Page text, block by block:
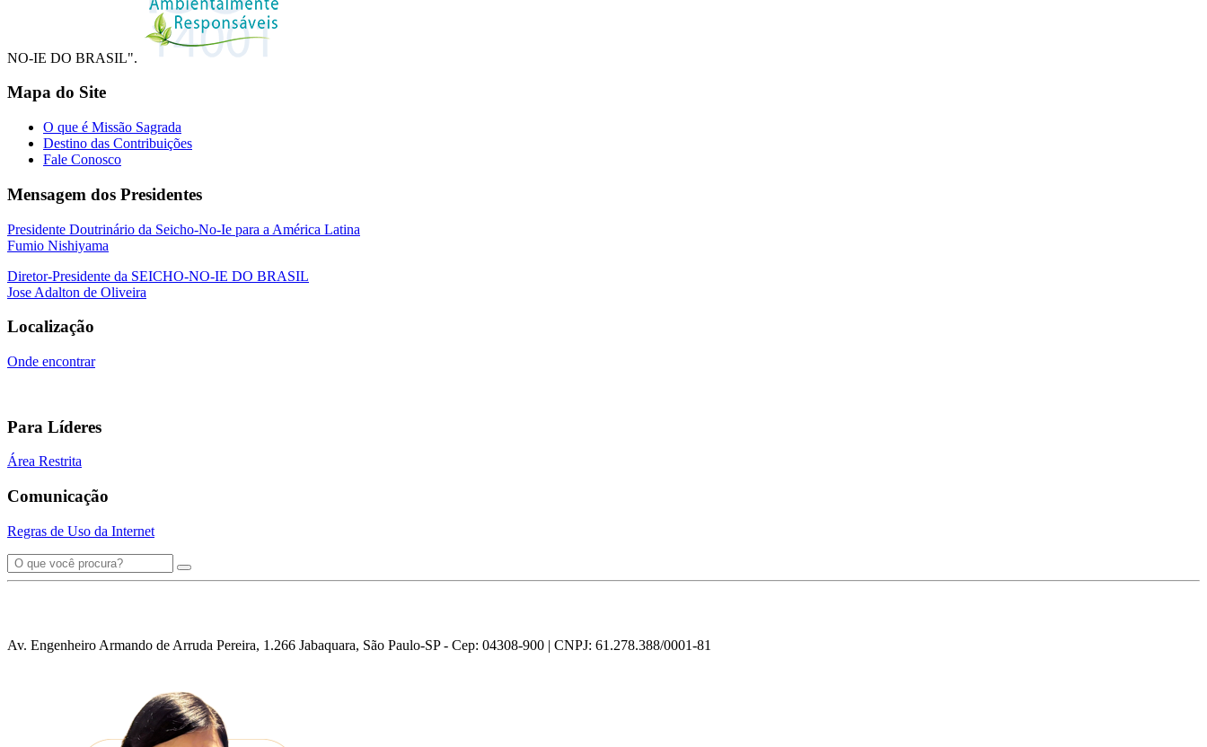
NO-IE DO BRASIL".
Mapa do Site
O que é Missão Sagrada
Destino das Contribuições
Fale Conosco
Mensagem dos Presidentes
Presidente Doutrinário da Seicho-No-Ie para a América Latina
Fumio Nishiyama
Diretor-Presidente da SEICHO-NO-IE DO BRASIL
Jose Adalton de Oliveira
Localização
Onde encontrar
Para Líderes
Área Restrita
Comunicação
Regras de Uso da Internet
Av. Engenheiro Armando de Arruda Pereira, 1.266 Jabaquara, São Paulo-SP - Cep: 04308-900 | CNPJ: 61.278.388/0001-81